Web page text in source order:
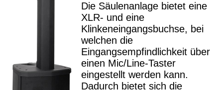
Die Säulenanlage bietet eine
XLR- und eine
Klinkeneingangsbuchse, bei
welchen die
Eingangsempfindlichkeit über
einen Mic/Line-Taster
eingestellt werden kann.
Dadurch bietet sich die